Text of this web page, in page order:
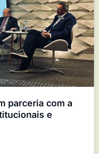
parceria com a
e